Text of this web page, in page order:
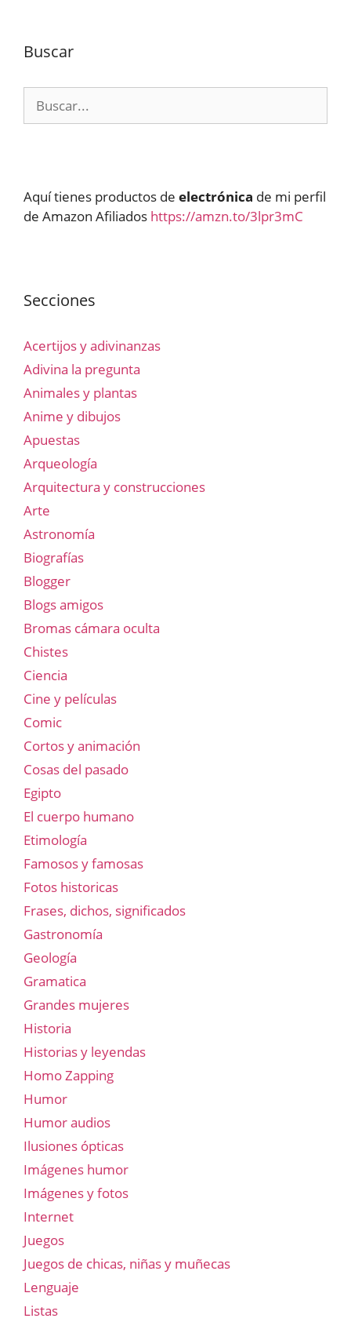
Buscar
Aquí tienes productos de electrónica de mi perfil
de Amazon Afiliados https://amzn.to/3lpr3mC
Secciones
Acertijos y adivinanzas
Adivina la pregunta
Animales y plantas
Anime y dibujos
Apuestas
Arqueología
Arquitectura y construcciones
Arte
Astronomía
Biografías
Blogger
Blogs amigos
Bromas cámara oculta
Chistes
Ciencia
Cine y películas
Comic
Cortos y animación
Cosas del pasado
Egipto
El cuerpo humano
Etimología
Famosos y famosas
Fotos historicas
Frases, dichos, significados
Gastronomía
Geología
Gramatica
Grandes mujeres
Historia
Historias y leyendas
Homo Zapping
Humor
Humor audios
Ilusiones ópticas
Imágenes humor
Imágenes y fotos
Internet
Juegos
Juegos de chicas, niñas y muñecas
Lenguaje
Listas